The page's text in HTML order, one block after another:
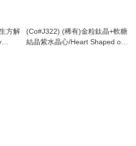
方解
(Co#J322) (稀有)金粒鈦晶+軟糖
結晶紫水晶心/Heart Shaped of